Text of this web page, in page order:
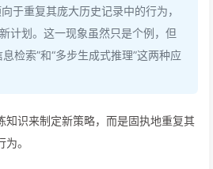
于重复其庞大历史记录中的行为，
计划。这一现象虽然只是个例，但
检索”和“多步生成式推理”这两种应
知识来制定新策略，而是固执地重复其
。